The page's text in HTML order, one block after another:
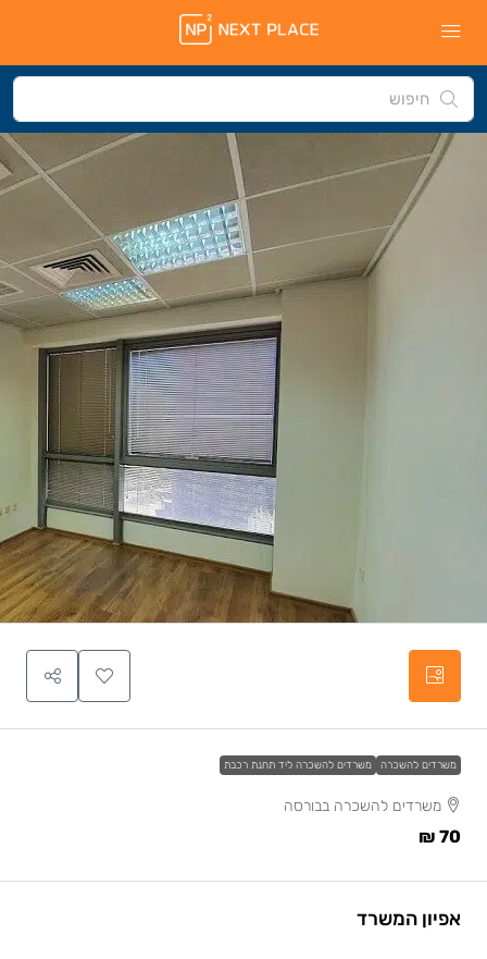
משרדים להשכרה משרדים להשכרה ליד תחנת רכבת
משרדים להשכרה בבורסה
70 ₪
אפיון המשרד